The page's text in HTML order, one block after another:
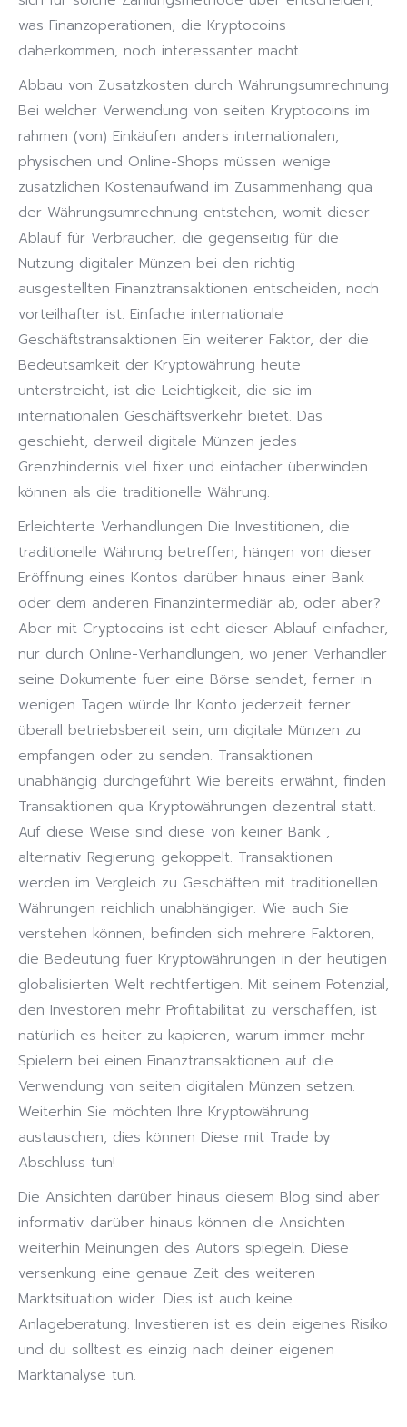
was Finanzoperationen, die Kryptocoins
daherkommen, noch interessanter macht.
Abbau von Zusatzkosten durch Währungsumrechnung
Bei welcher Verwendung von seiten Kryptocoins im
rahmen (von) Einkäufen anders internationalen,
physischen und Online-Shops müssen wenige
zusätzlichen Kostenaufwand im Zusammenhang qua
der Währungsumrechnung entstehen, womit dieser
Ablauf für Verbraucher, die gegenseitig für die
Nutzung digitaler Münzen bei den richtig
ausgestellten Finanztransaktionen entscheiden, noch
vorteilhafter ist. Einfache internationale
Geschäftstransaktionen Ein weiterer Faktor, der die
Bedeutsamkeit der Kryptowährung heute
unterstreicht, ist die Leichtigkeit, die sie im
internationalen Geschäftsverkehr bietet. Das
geschieht, derweil digitale Münzen jedes
Grenzhindernis viel fixer und einfacher überwinden
können als die traditionelle Währung.
Erleichterte Verhandlungen Die Investitionen, die
traditionelle Währung betreffen, hängen von dieser
Eröffnung eines Kontos darüber hinaus einer Bank
oder dem anderen Finanzintermediär ab, oder aber?
Aber mit Cryptocoins ist echt dieser Ablauf einfacher,
nur durch Online-Verhandlungen, wo jener Verhandler
seine Dokumente fuer eine Börse sendet, ferner in
wenigen Tagen würde Ihr Konto jederzeit ferner
überall betriebsbereit sein, um digitale Münzen zu
empfangen oder zu senden. Transaktionen
unabhängig durchgeführt Wie bereits erwähnt, finden
Transaktionen qua Kryptowährungen dezentral statt.
Auf diese Weise sind diese von keiner Bank ,
alternativ Regierung gekoppelt. Transaktionen
werden im Vergleich zu Geschäften mit traditionellen
Währungen reichlich unabhängiger. Wie auch Sie
verstehen können, befinden sich mehrere Faktoren,
die Bedeutung fuer Kryptowährungen in der heutigen
globalisierten Welt rechtfertigen. Mit seinem Potenzial,
den Investoren mehr Profitabilität zu verschaffen, ist
natürlich es heiter zu kapieren, warum immer mehr
Spielern bei einen Finanztransaktionen auf die
Verwendung von seiten digitalen Münzen setzen.
Weiterhin Sie möchten Ihre Kryptowährung
austauschen, dies können Diese mit Trade by
Abschluss tun!
Die Ansichten darüber hinaus diesem Blog sind aber
informativ darüber hinaus können die Ansichten
weiterhin Meinungen des Autors spiegeln. Diese
versenkung eine genaue Zeit des weiteren
Marktsituation wider. Dies ist auch keine
Anlageberatung. Investieren ist es dein eigenes Risiko
und du solltest es einzig nach deiner eigenen
Marktanalyse tun.